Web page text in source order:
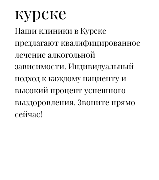
курске
Наши клиники в Курске
предлагают квалифицированное
лечение алкогольной
зависимости. Индивидуальный
подход к каждому пациенту и
высокий процент успешного
выздоровления. Звоните прямо
сейчас!